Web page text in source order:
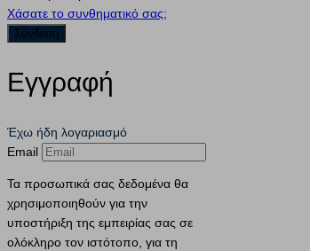
Χάσατε το συνθηματικό σας;
Εγγραφή
Έχω ήδη λογαριασμό
Email
Τα προσωπικά σας δεδομένα θα
χρησιμοποιηθούν για την
υποστήριξη της εμπειρίας σας σε
ολόκληρο τον ιστότοπο, για τη